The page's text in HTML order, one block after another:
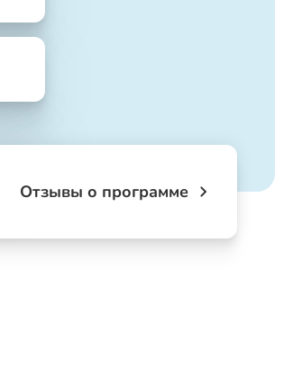
Отзывы о программе